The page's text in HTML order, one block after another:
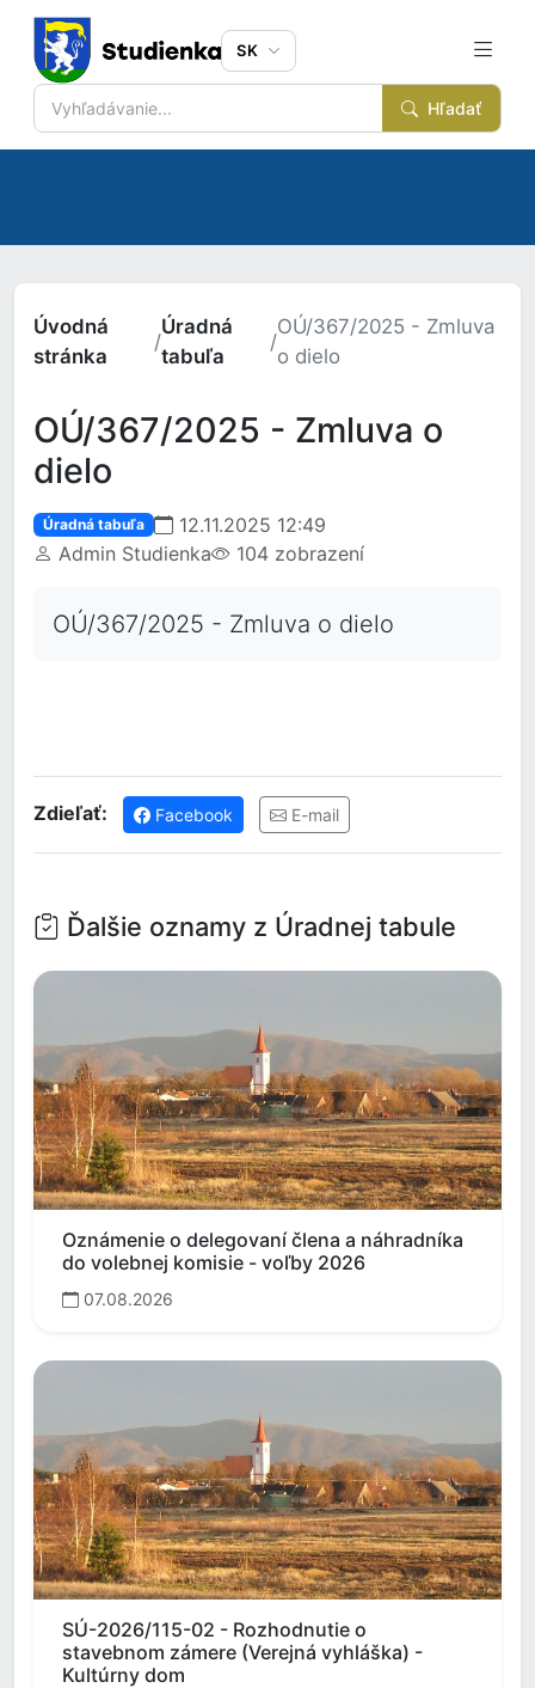
Hľadať
SK
Úvodná
stránka
/
Úradná
tabuľa
/
OÚ/367/2025 - Zmluva
o dielo
OÚ/367/2025 - Zmluva o
dielo
Úradná tabuľa
12.11.2025 12:49
Admin Studienka
104 zobrazení
OÚ/367/2025 - Zmluva o dielo
Zdieľať: Facebook E-mail
Ďalšie oznamy z Úradnej tabule
Oznámenie o delegovaní člena a náhradníka
do volebnej komisie - voľby 2026
07.08.2026
SÚ-2026/115-02 - Rozhodnutie o
stavebnom zámere (Verejná vyhláška) -
Kultúrny dom